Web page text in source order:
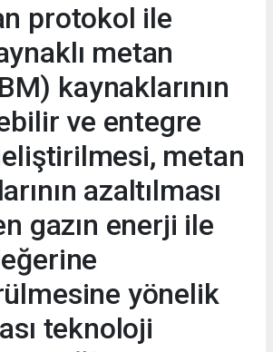
protokol ile
metan
kaynaklarının
ve entegre
metan
azaltılması
gazın enerji ile
yönelik
teknoloji